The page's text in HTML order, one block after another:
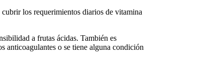
los requerimientos diarios de vitamina
a frutas ácidas. También es
anticoagulantes o se tiene alguna condición